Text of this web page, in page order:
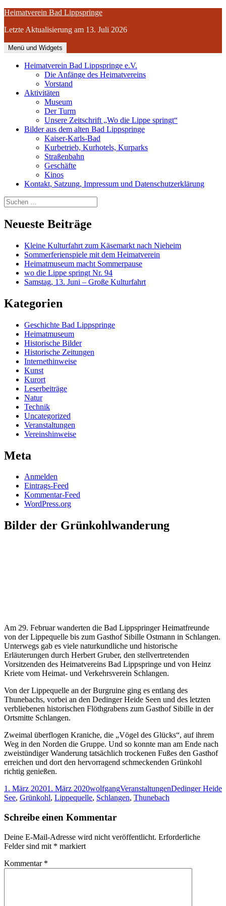
Zum
springen
Heimatverein Bad Lippspringe
Letzte Aktualisierung am 13. Juli 2026
Menü und Widgets
Heimatverein Bad Lippspringe e.V.
Die Anfänge des Heimatvereins
Vorstand
Aktivitäten
Museum
Der Turm
Unsere Zeitschrift „Wo die Lippe springt“
Bilder aus dem alten Bad Lippspringe
Kaiser-Karls-Bad
Kurbetrieb, Kurhotels, Kurparks
Straßenbahn
Geschäfte
Kinos
Kontakt, Satzung, Impressum und Datenschutzerklärung
Suchen
nach:
Neueste Beiträge
Kleine Kulturfahrt zum Käsemarkt nach Nieheim
Sommerferienspiele mit dem Heimatverein
Heimatmuseum macht Sommerpause
wo die Lippe springt Nr. 94
Samstag, 13. Juni – Große Kulturfahrt
Kategorien
Geschichte Bad Lippspringe
Heimatmuseum
Historische Bilder
Historische Zeitungen
Internethinweise
Kunst
Kurort
Leserbeiträge
Natur
Technik
Uncategorized
Veranstaltungen
Vereinshinweise
Meta
Anmelden
Eintrags-Feed
Kommentar-Feed
WordPress.org
Bilder der Grünkohlwanderung
Am 29. Februar wanderten die Bad Lippspringer Heimatfreunde
von der Lippequelle bis zum Gasthof Sibille Ostmann in Schlangen.
Unterwegs gab es viele naturkundliche und historische
Erläuterungen durch Herbert Gruber, den stellvertretenden
Vorsitzenden des Heimatvereins Bad Lippspringe und von Heinz
Kriete vom Heimat- und Verkehrsverein Schlangen.
Von der Lippequelle an der Burgruine ging es entlang des
Thunebachs, vorbei an den Dedinger Heide Seen und des letzten
verbliebenen historischen Flöthgrabens zum Gasthof Sibille in der
Ortsmitte Schlangen.
Zweimal überflogen Kraniche, die „Vögel des Glücks“, auf ihrem
Weg in den Norden die Gruppe. Und so konnte man am Ende nach
zweistündiger Wanderung tatsächlich trockenen Fußes den Gasthof
erreichen und dort den hervorragend schmeckenden Grünkohl
richtig genießen.
Veröffentlicht
am
1. März 20201. März 2020Autor
wolfgangKategorien
VeranstaltungenSchlagwörter
Dedinger Heide
See, Grünkohl, Lippequelle, Schlangen, Thunebach
Schreibe einen Kommentar
Deine E-Mail-Adresse wird nicht veröffentlicht. Erforderliche
Felder sind mit * markiert
Kommentar *